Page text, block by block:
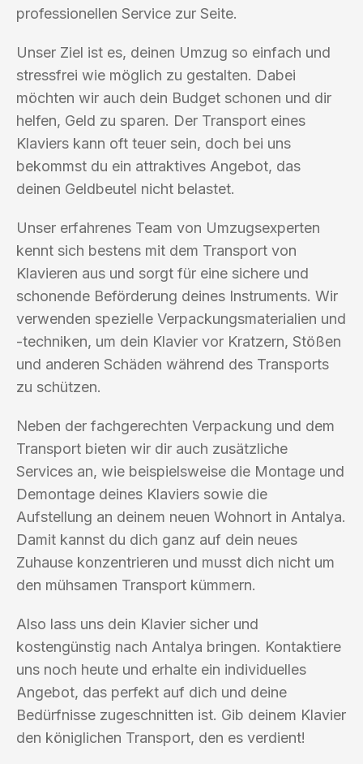
professionellen Service zur Seite.
Unser Ziel ist es, deinen Umzug so einfach und
stressfrei wie möglich zu gestalten. Dabei
möchten wir auch dein Budget schonen und dir
helfen, Geld zu sparen. Der Transport eines
Klaviers kann oft teuer sein, doch bei uns
bekommst du ein attraktives Angebot, das
deinen Geldbeutel nicht belastet.
Unser erfahrenes Team von Umzugsexperten
kennt sich bestens mit dem Transport von
Klavieren aus und sorgt für eine sichere und
schonende Beförderung deines Instruments. Wir
verwenden spezielle Verpackungsmaterialien und
-techniken, um dein Klavier vor Kratzern, Stößen
und anderen Schäden während des Transports
zu schützen.
Neben der fachgerechten Verpackung und dem
Transport bieten wir dir auch zusätzliche
Services an, wie beispielsweise die Montage und
Demontage deines Klaviers sowie die
Aufstellung an deinem neuen Wohnort in Antalya.
Damit kannst du dich ganz auf dein neues
Zuhause konzentrieren und musst dich nicht um
den mühsamen Transport kümmern.
Also lass uns dein Klavier sicher und
kostengünstig nach Antalya bringen. Kontaktiere
uns noch heute und erhalte ein individuelles
Angebot, das perfekt auf dich und deine
Bedürfnisse zugeschnitten ist. Gib deinem Klavier
den königlichen Transport, den es verdient!